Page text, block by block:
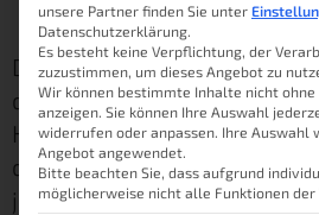
Leserbewertung: 5
Das eigene Smart Home
dabei zu haben ist der
Hausbesitzer. Völlig zurecht
denn gerade über die
jederzeit die volle Kontrolle
unsere Partner finden Sie unter
Datenschutzerklärung.
Es besteht keine Verpflichtung, der
zuzustimmen, um dieses Angebot zu
Wir können bestimmte Inhalte nicht
anzeigen. Sie können Ihre Auswahl
widerrufen oder anpassen. Ihre Auswahl
Angebot angewendet.
Bitte beachten Sie, dass aufgrund
möglicherweise nicht alle Funktionen